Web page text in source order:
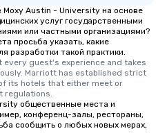
Austin - University на основе
услуг государственными
или частными организациями?
просьба указать, какие
разработки такой практики.
guest's experience and takes
Marriott has established strict
its hotels that either meet or
regulations.
общественные места и
конференц-залы, рестораны,
сообщить о любых новых мерах,